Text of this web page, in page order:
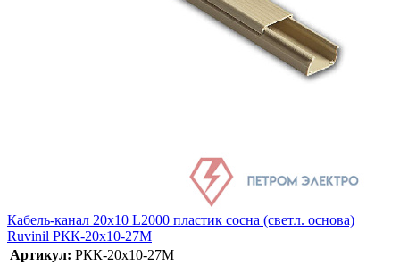
Кабель-канал 20х10 L2000 пластик сосна (светл. основа)
Ruvinil РКК-20х10-27М
Артикул: РКК-20х10-27М